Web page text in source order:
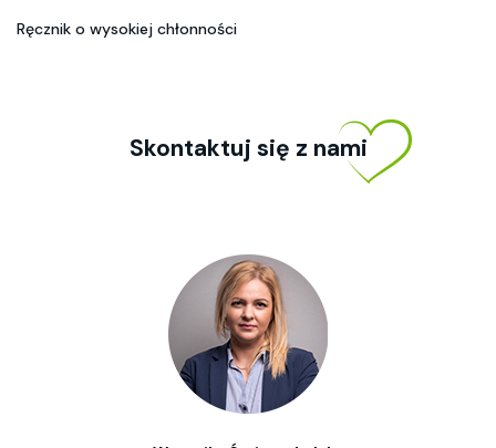
Ręcznik o wysokiej chłonności
Skontaktuj się z nami